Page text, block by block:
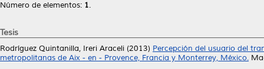
Número de elementos: 1.
Tesis
Rodríguez Quintanilla, Ireri Araceli (2013) Percepción del usuario del
metropolitanas de Aix - en - Provence, Francia y Monterrey, México.